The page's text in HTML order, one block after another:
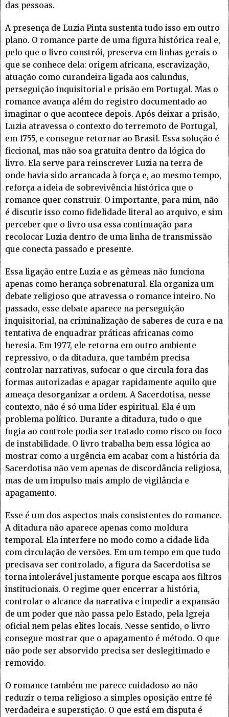
das pessoas.
A presença de Luzia Pinta sustenta tudo isso em outro
plano. O romance parte de uma figura histórica real e,
pelo que o livro constrói, preserva em linhas gerais o
que se conhece dela: origem africana, escravização,
atuação como curandeira ligada aos calundus,
perseguição inquisitorial e prisão em Portugal. Mas o
romance avança além do registro documentado ao
imaginar o que acontece depois. Após deixar a prisão,
Luzia atravessa o contexto do terremoto de Portugal,
em 1755, e consegue retornar ao Brasil. Essa solução é
ficcional, mas não soa gratuita dentro da lógica do
livro. Ela serve para reinscrever Luzia na terra de
onde havia sido arrancada à força e, ao mesmo tempo,
reforça a ideia de sobrevivência histórica que o
romance quer construir. O importante, para mim, não
é discutir isso como fidelidade literal ao arquivo, e sim
perceber que o livro usa essa continuação para
recolocar Luzia dentro de uma linha de transmissão
que conecta passado e presente.
Essa ligação entre Luzia e as gêmeas não funciona
apenas como herança sobrenatural. Ela organiza um
debate religioso que atravessa o romance inteiro. No
passado, esse debate aparece na perseguição
inquisitorial, na criminalização de saberes de cura e na
tentativa de enquadrar práticas africanas como
heresia. Em 1977, ele retorna em outro ambiente
repressivo, o da ditadura, que também precisa
controlar narrativas, sufocar o que circula fora das
formas autorizadas e apagar rapidamente aquilo que
ameaça desorganizar a ordem. A Sacerdotisa, nesse
contexto, não é só uma líder espiritual. Ela é um
problema político. Durante a ditadura, tudo o que
fugia ao controle podia ser tratado como risco ou foco
de instabilidade. O livro trabalha bem essa lógica ao
mostrar como a urgência em acabar com a história da
Sacerdotisa não vem apenas de discordância religiosa,
mas de um impulso mais amplo de vigilância e
apagamento.
Esse é um dos aspectos mais consistentes do romance.
A ditadura não aparece apenas como moldura
temporal. Ela interfere no modo como a cidade lida
com circulação de versões. Em um tempo em que tudo
precisava ser controlado, a figura da Sacerdotisa se
torna intolerável justamente porque escapa aos filtros
institucionais. O regime quer encerrar a história,
controlar o alcance da narrativa e impedir a expansão
de um poder que não passa pelo Estado, pela Igreja
oficial nem pelas elites locais. Nesse sentido, o livro
consegue mostrar que o apagamento é método. O que
não pode ser absorvido precisa ser deslegitimado e
removido.
O romance também me parece cuidadoso ao não
reduzir o tema religioso a simples oposição entre fé
verdadeira e superstição. O que está em disputa é